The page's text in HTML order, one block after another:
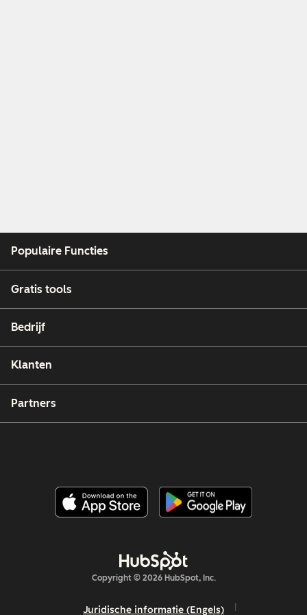
Populaire Functies
Gratis tools
Bedrijf
Klanten
Partners
Copyright © 2026 HubSpot, Inc.
Juridische informatie (Engels)